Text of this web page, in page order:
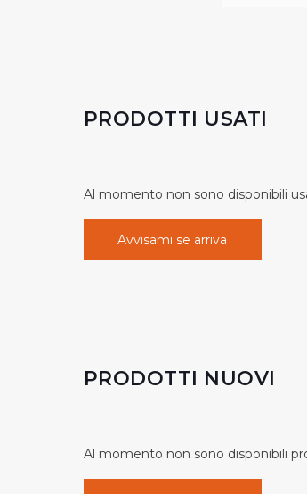
PRODOTTI USATI
Al momento non sono disponibili
Avvisami se arriva
PRODOTTI NUOVI
Al momento non sono disponibili